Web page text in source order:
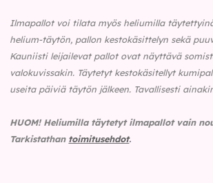
Ilmapallot voi tilata myös heliumilla
helium-täytön, pallon kestokäsittelyn sekä
Kauniisti leijailevat pallot ovat näyttävä
valokuvissakin. Täytetyt kestokäsitellyt
useita päiviä täytön jälkeen. Tavallisesti
HUOM! Heliumilla täytetyt ilmapallot vain
Tarkistathan toimitusehdot.